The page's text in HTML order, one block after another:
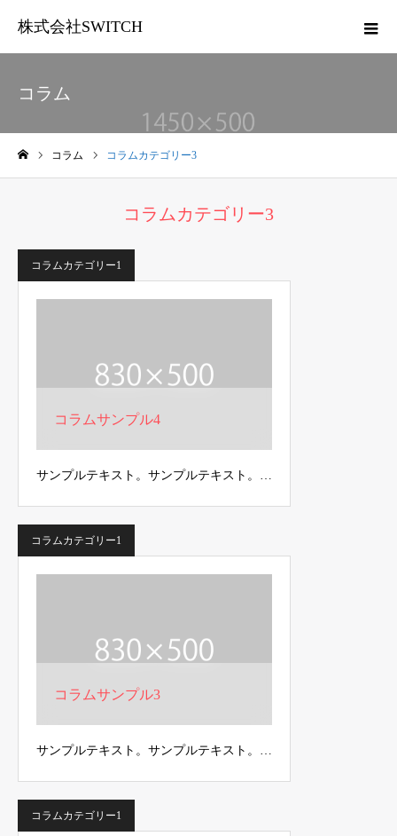
株式会社SWITCH
コラム
コラム コラムカテゴリー3
コラムカテゴリー3
コラムカテゴリー1
コラムサンプル4
サンプルテキスト。サンプルテキスト。…
コラムカテゴリー1
コラムサンプル3
サンプルテキスト。サンプルテキスト。…
コラムカテゴリー1